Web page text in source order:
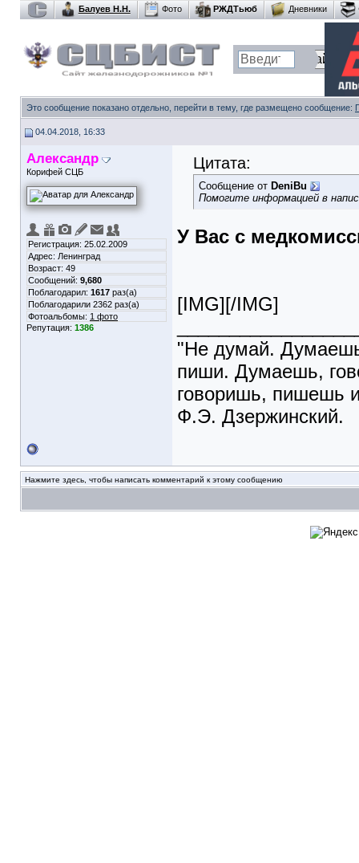
Балуев Н.Н. Фото РЖДТьюб Дневники
Это сообщение показано отдельно, перейти в тему, где размещено сообщение:
04.04.2018, 16:33
Александр
Корифей СЦБ
Регистрация: 25.02.2009
Адрес: Ленинград
Возраст: 49
Сообщений: 9,680
Поблагодарил: 1617 раз(а)
Поблагодарили 2362 раз(а)
Фотоальбомы: 1 фото
Репутация: 1386
Цитата:
Сообщение от DeniBu
Помогите информацией в
У Вас с
[IMG][/IMG]
"Не думай.
пиши. Думаешь,
говоришь, пишешь
Ф.Э. Дзержинский.
Нажмите здесь, чтобы написать комментарий к этому сообщению